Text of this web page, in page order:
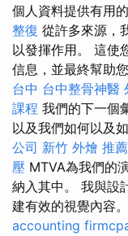
個人資料提供有用
整復 從許多來源，
以發揮作用。 這使
信息，並最終幫助
台中 台中整骨神醫
課程 我們的下一個
以及我們如何以及
公司 新竹 外燴 推薦
壓 MTVA為我們的
納入其中。 我與設
建有效的視覺內容。
accounting